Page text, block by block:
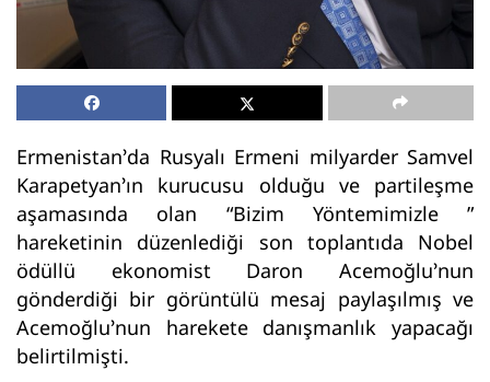
Ermenistan’da Rusyalı Ermeni milyarder Samvel
Karapetyan’ın kurucusu olduğu ve partileşme
aşamasında olan “Bizim Yöntemimizle ”
hareketinin düzenlediği son toplantıda Nobel
ödüllü ekonomist Daron Acemoğlu’nun
gönderdiği bir görüntülü mesaj paylaşılmış ve
Acemoğlu’nun harekete danışmanlık yapacağı
belirtilmişti.